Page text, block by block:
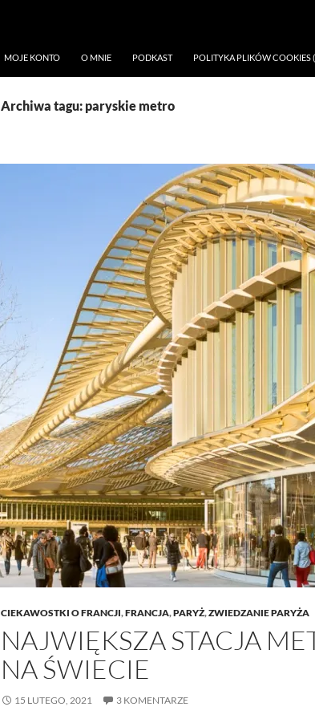
MOJE KONTO O MNIE PODKAST POLITYKA PLIKÓW COOKIES
Archiwa tagu: paryskie metro
CIEKAWOSTKI O FRANCJI,FRANCJA,PARYŻ,ZWIEDZANIE PARYŻA
NAJWIĘKSZA STACJA
NA ŚWIECIE
15 LUTEGO, 2021 3 KOMENTARZE